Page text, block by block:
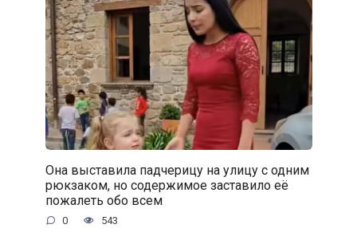
Она выставила падчерицу на улицу с одним
рюкзаком, но содержимое заставило её
пожалеть обо всем
0 543